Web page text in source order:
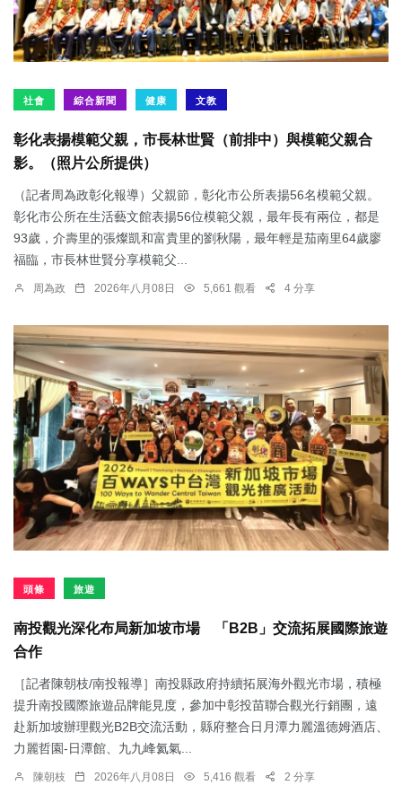
社會 綜合新聞 健康 文教
彰化表揚模範父親，市長林世賢（前排中）與模範父親合
影。（照片公所提供）
（記者周為政彰化報導）父親節，彰化市公所表揚56名模範父親。
彰化市公所在生活藝文館表揚56位模範父親，最年長有兩位，都是
93歲，介壽里的張燦凱和富貴里的劉秋陽，最年輕是茄南里64歲廖
福臨，市長林世賢分享模範父...
周為政 2026年八月08日 5,661 觀看 4 分享
頭條 旅遊
南投觀光深化布局新加坡市場 「B2B」交流拓展國際旅遊
合作
［記者陳朝枝/南投報導］南投縣政府持續拓展海外觀光市場，積極
提升南投國際旅遊品牌能見度，參加中彰投苗聯合觀光行銷團，遠
赴新加坡辦理觀光B2B交流活動，縣府整合日月潭力麗溫德姆酒店、
力麗哲園-日潭館、九九峰氦氣...
陳朝枝 2026年八月08日 5,416 觀看 2 分享